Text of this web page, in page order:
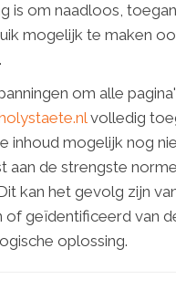
is om naadloos,
mogelijk te maken
om alle
volledig
inhoud mogelijk nog
aan de strengste
kan het gevolg zijn
of geïdentificeerd van
oplossing.